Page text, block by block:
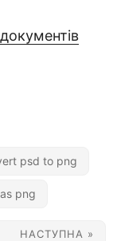
psd to png
png
НАСТУПНА »